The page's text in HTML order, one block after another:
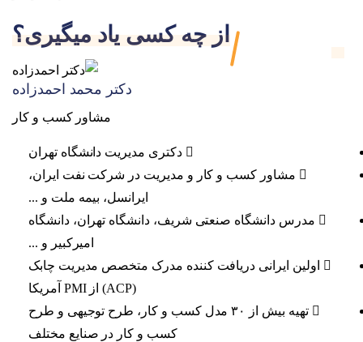
از چه کسی یاد میگیری؟
دکتر محمد احمدزاده
مشاور کسب و کار
دکتری مدیریت دانشگاه تهران
مشاور کسب و کار و مدیریت در شرکت نفت ایران،
ایرانسل، بیمه ملت و ...
مدرس دانشگاه صنعتی شریف، دانشگاه تهران، دانشگاه
امیرکبیر و ...
اولین ایرانی دریافت کننده مدرک متخصص مدیریت چابک
(ACP) از PMI آمریکا
تهیه بیش از ۳۰ مدل کسب و کار، طرح توجیهی و طرح
کسب و کار در صنایع مختلف